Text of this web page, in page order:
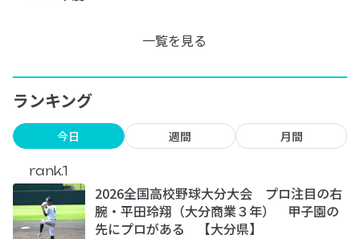
一覧を見る
ランキング
今日 週間 月間
rank.1
2026全国高校野球大分大会 プロ注目の右
腕・平田玲翔（大分商業３年） 甲子園の
先にプロがある 【大分県】